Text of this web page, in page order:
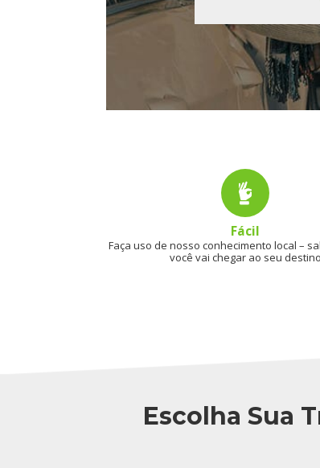
Fácil
Faça uso de nosso conhecimento local –
você vai chegar ao seu destino
Escolha Sua